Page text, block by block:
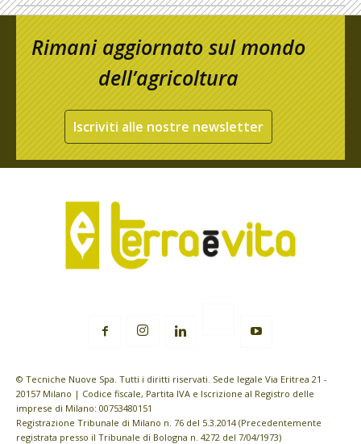
Rimani aggiornato sul mondo
dell’agricoltura
Iscriviti alle nostre newsletter
© Tecniche Nuove Spa. Tutti i diritti riservati. Sede legale Via Eritrea 21 -
20157 Milano | Codice fiscale, Partita IVA e Iscrizione al Registro delle
imprese di Milano: 00753480151
Registrazione Tribunale di Milano n. 76 del 5.3.2014 (Precedentemente
registrata presso il Tribunale di Bologna n. 4272 del 7/04/1973)